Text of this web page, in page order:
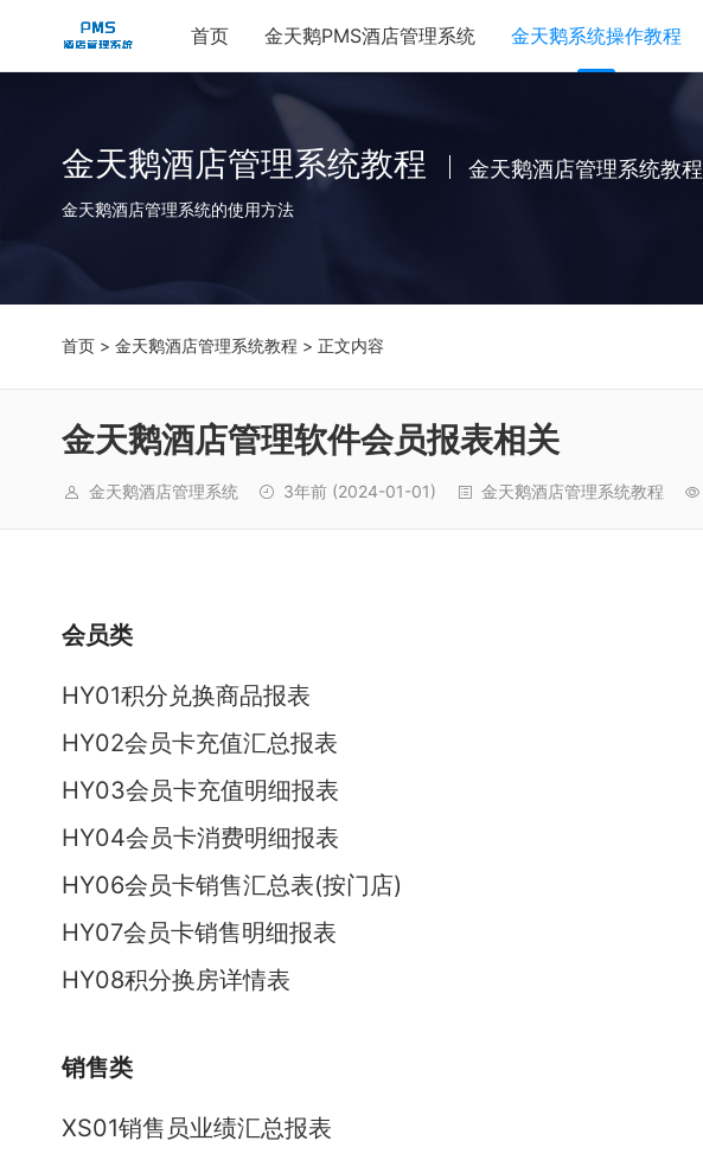
首页 金天鹅PMS酒店管理系统 金天鹅系统操作教程
金天鹅酒店管理系统教程 金天鹅酒店管理系统教程
金天鹅酒店管理系统的使用方法
首页 > 金天鹅酒店管理系统教程 > 正文内容
金天鹅酒店管理软件会员报表相关
金天鹅酒店管理系统 3年前 (2024-01-01) 金天鹅酒店管理系统教程
会员类
HY01积分兑换商品报表
HY02会员卡充值汇总报表
HY03会员卡充值明细报表
HY04会员卡消费明细报表
HY06会员卡销售汇总表(按门店)
HY07会员卡销售明细报表
HY08积分换房详情表
销售类
XS01销售员业绩汇总报表